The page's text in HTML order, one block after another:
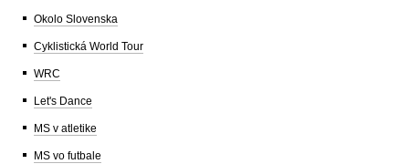
Okolo Slovenska
Cyklistická World Tour
WRC
Let's Dance
MS v atletike
MS vo futbale